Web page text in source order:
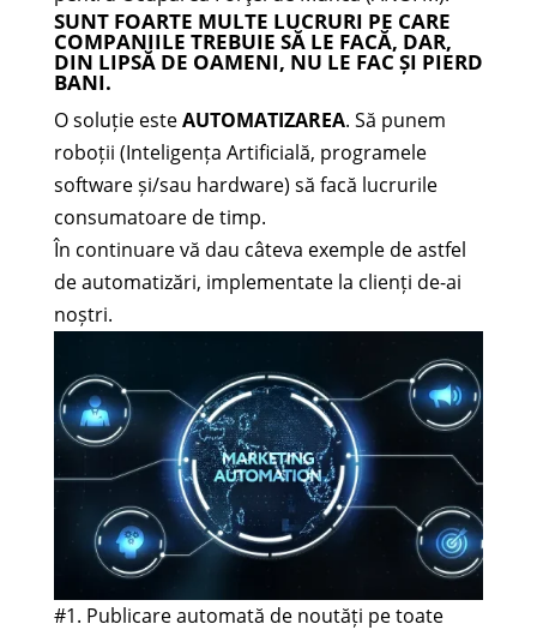
SUNT FOARTE MULTE LUCRURI PE CARE
COMPANIILE TREBUIE SĂ LE FACĂ, DAR,
DIN LIPSĂ DE OAMENI, NU LE FAC ȘI PIERD
BANI.
O soluție esteAUTOMATIZAREA. Să punem
roboții (Inteligența Artificială, programele
software și/sau hardware) să facă lucrurile
consumatoare de timp.
În continuare vă dau câteva exemple de astfel
de automatizări, implementate la clienți de-ai
noștri.
#1. Publicare automată de noutăți pe toate